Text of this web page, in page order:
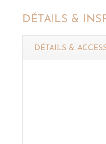
DÉTAILS &
DÉTAILS &